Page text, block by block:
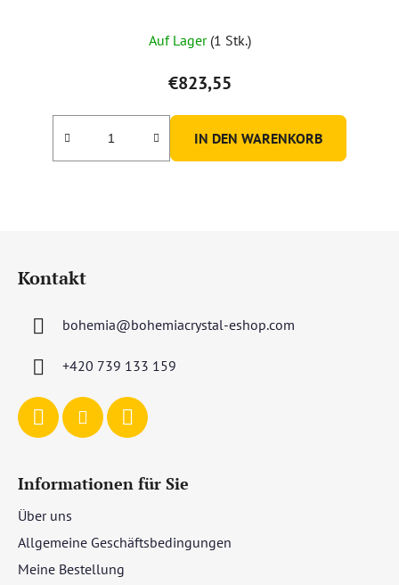
Auf Lager (1 Stk.)
€823,55
IN DEN WARENKORB
Kontakt
bohemia@bohemiacrystal-eshop.com
+420 739 133 159
Informationen für Sie
Über uns
Allgemeine Geschäftsbedingungen
Meine Bestellung